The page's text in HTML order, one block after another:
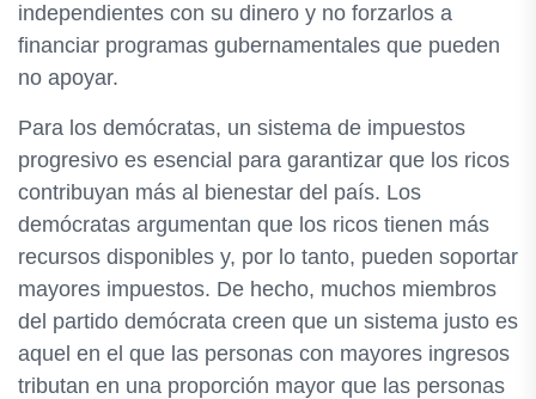
independientes con su dinero y no forzarlos a
financiar programas gubernamentales que pueden
no apoyar.
Para los demócratas, un sistema de impuestos
progresivo es esencial para garantizar que los ricos
contribuyan más al bienestar del país. Los
demócratas argumentan que los ricos tienen más
recursos disponibles y, por lo tanto, pueden soportar
mayores impuestos. De hecho, muchos miembros
del partido demócrata creen que un sistema justo es
aquel en el que las personas con mayores ingresos
tributan en una proporción mayor que las personas